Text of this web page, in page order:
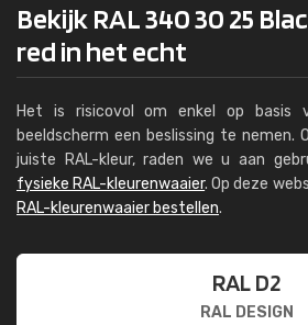
Bekijk RAL 340 30 25
red in het echt
Het is risicovol om enkel op basis
beeldscherm een beslissing te nemen.
juiste RAL-kleur, raden we u aan
fysieke RAL-kleurenwaaier. Op deze
RAL-kleurenwaaier bestellen.
RAL D2
RAL DESIGN